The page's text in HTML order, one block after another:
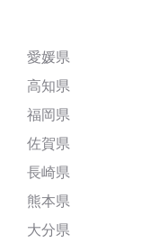
愛媛県
高知県
福岡県
佐賀県
長崎県
熊本県
大分県